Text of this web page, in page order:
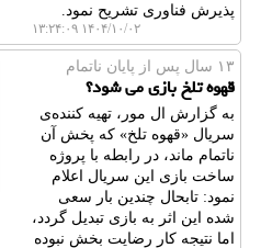
پذیرش فناوری تشریح نمود.
۱۴۰۴/۱۰/۰۲ ۱۳:۲۴:۰۹
۱۳ سال پس از پایان ناتمام
قهوه تلخ بازی می شود؟
به گزارش ال مور، تهیه کننده‌ی
سریال «قهوه تلخ» که پخش آن
ناتمام ماند، در رابطه با پروژه
ساخت بازی این سریال اعلام
نمود: تابحال چندین بار سعی
شده این اثر به بازی تبدیل گردد،
اما نتیجه کار رضایت بخش نبوده